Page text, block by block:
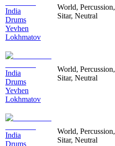
India
Drums
Yevhen
Lokhmatov
World, Percussion,
Sitar, Neutral
India
Drums
Yevhen
Lokhmatov
World, Percussion,
Sitar, Neutral
India
Drums
World, Percussion,
Sitar, Neutral